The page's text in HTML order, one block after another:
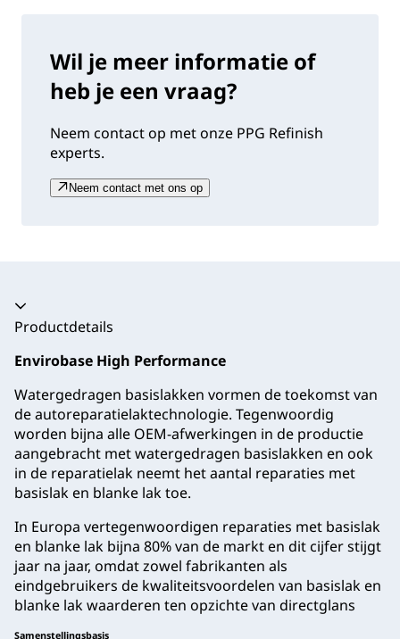
Wil je meer informatie of
heb je een vraag?
Neem contact op met onze PPG Refinish
experts.
Neem contact met ons op
Productdetails
Envirobase High Performance
Watergedragen basislakken vormen de toekomst van
de autoreparatielaktechnologie. Tegenwoordig
worden bijna alle OEM-afwerkingen in de productie
aangebracht met watergedragen basislakken en ook
in de reparatielak neemt het aantal reparaties met
basislak en blanke lak toe.
In Europa vertegenwoordigen reparaties met basislak
en blanke lak bijna 80% van de markt en dit cijfer stijgt
jaar na jaar, omdat zowel fabrikanten als
eindgebruikers de kwaliteitsvoordelen van basislak en
blanke lak waarderen ten opzichte van directglans
Samenstellingsbasis